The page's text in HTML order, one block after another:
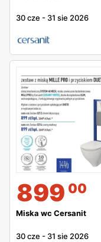
30 cze - 31 sie 2026
899 00
Miska wc Cersanit
30 cze - 31 sie 2026